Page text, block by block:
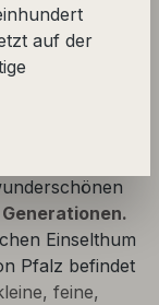
"Exklusiv
vermarkten
haben,
Einselthum
Pfalz befindet
feine,
auf der